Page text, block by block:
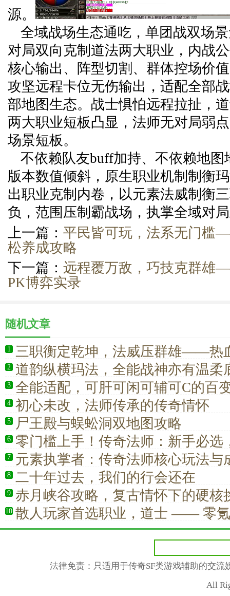
源。
全域战场生态通吃，单团战双场
对局双向克制道法两大职业，内战
核心输出、阵型切割、群体控场价
攻坚远程卡位无伤输出，适配全部
部地图生态。战士惧怕远程拉扯，
两大职业短板凸显，法师无对局弱
场景短板。
不依赖队友buff加持、不依赖地图
版本数值倾斜，原生职业机制制衡
出职业克制内卷，以元素法威制衡
负，范围压制霸战场，执掌全域对
上一篇： 平民皆可玩，法系无门槛
松养成攻略
下一篇： 远程覆万敌，巧技克群雄
PK博弈实录
随机文章
1
三职衡定乾坤，法威压群雄——热
全职业对位博弈解析
2 道韵纵横玛法，全能战神亦有温柔
3 全能适配，可肝可闲可辅可C的百
4 初心未改，法师传承的传奇情怀
5 尸王殿与蜈蚣洞双地图攻略
6
零门槛上手！传奇法师：新手必选
全场景
7 元素执掌者：传奇法师核心玩法与
8 二十年过去，我们的行会还在
9 赤月峡谷攻略，复古情怀下的硬核
10 散人玩家首选职业，道士 —— 零
法大陆
法律免责：只适用于传奇SF类游戏辅助的交
All